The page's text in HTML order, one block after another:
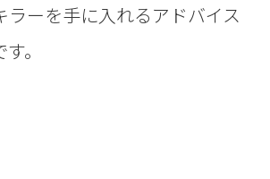
ラーを手に入れるアドバイス
。